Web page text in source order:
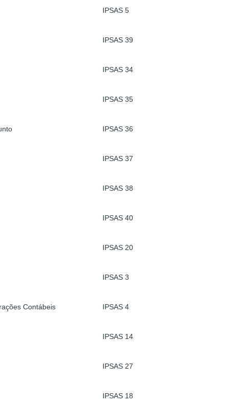
IPSAS 5
IPSAS 39
IPSAS 34
IPSAS 35
IPSAS 36
IPSAS 37
IPSAS 38
IPSAS 40
IPSAS 20
IPSAS 3
Contábeis IPSAS 4
IPSAS 14
IPSAS 27
IPSAS 18